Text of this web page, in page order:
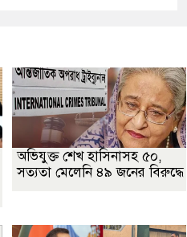
অভিযুক্ত শেখ হাসিনাসহ ৫০,
সত্যতা মেলেনি ৪৯ জনের বিরুদ্ধে